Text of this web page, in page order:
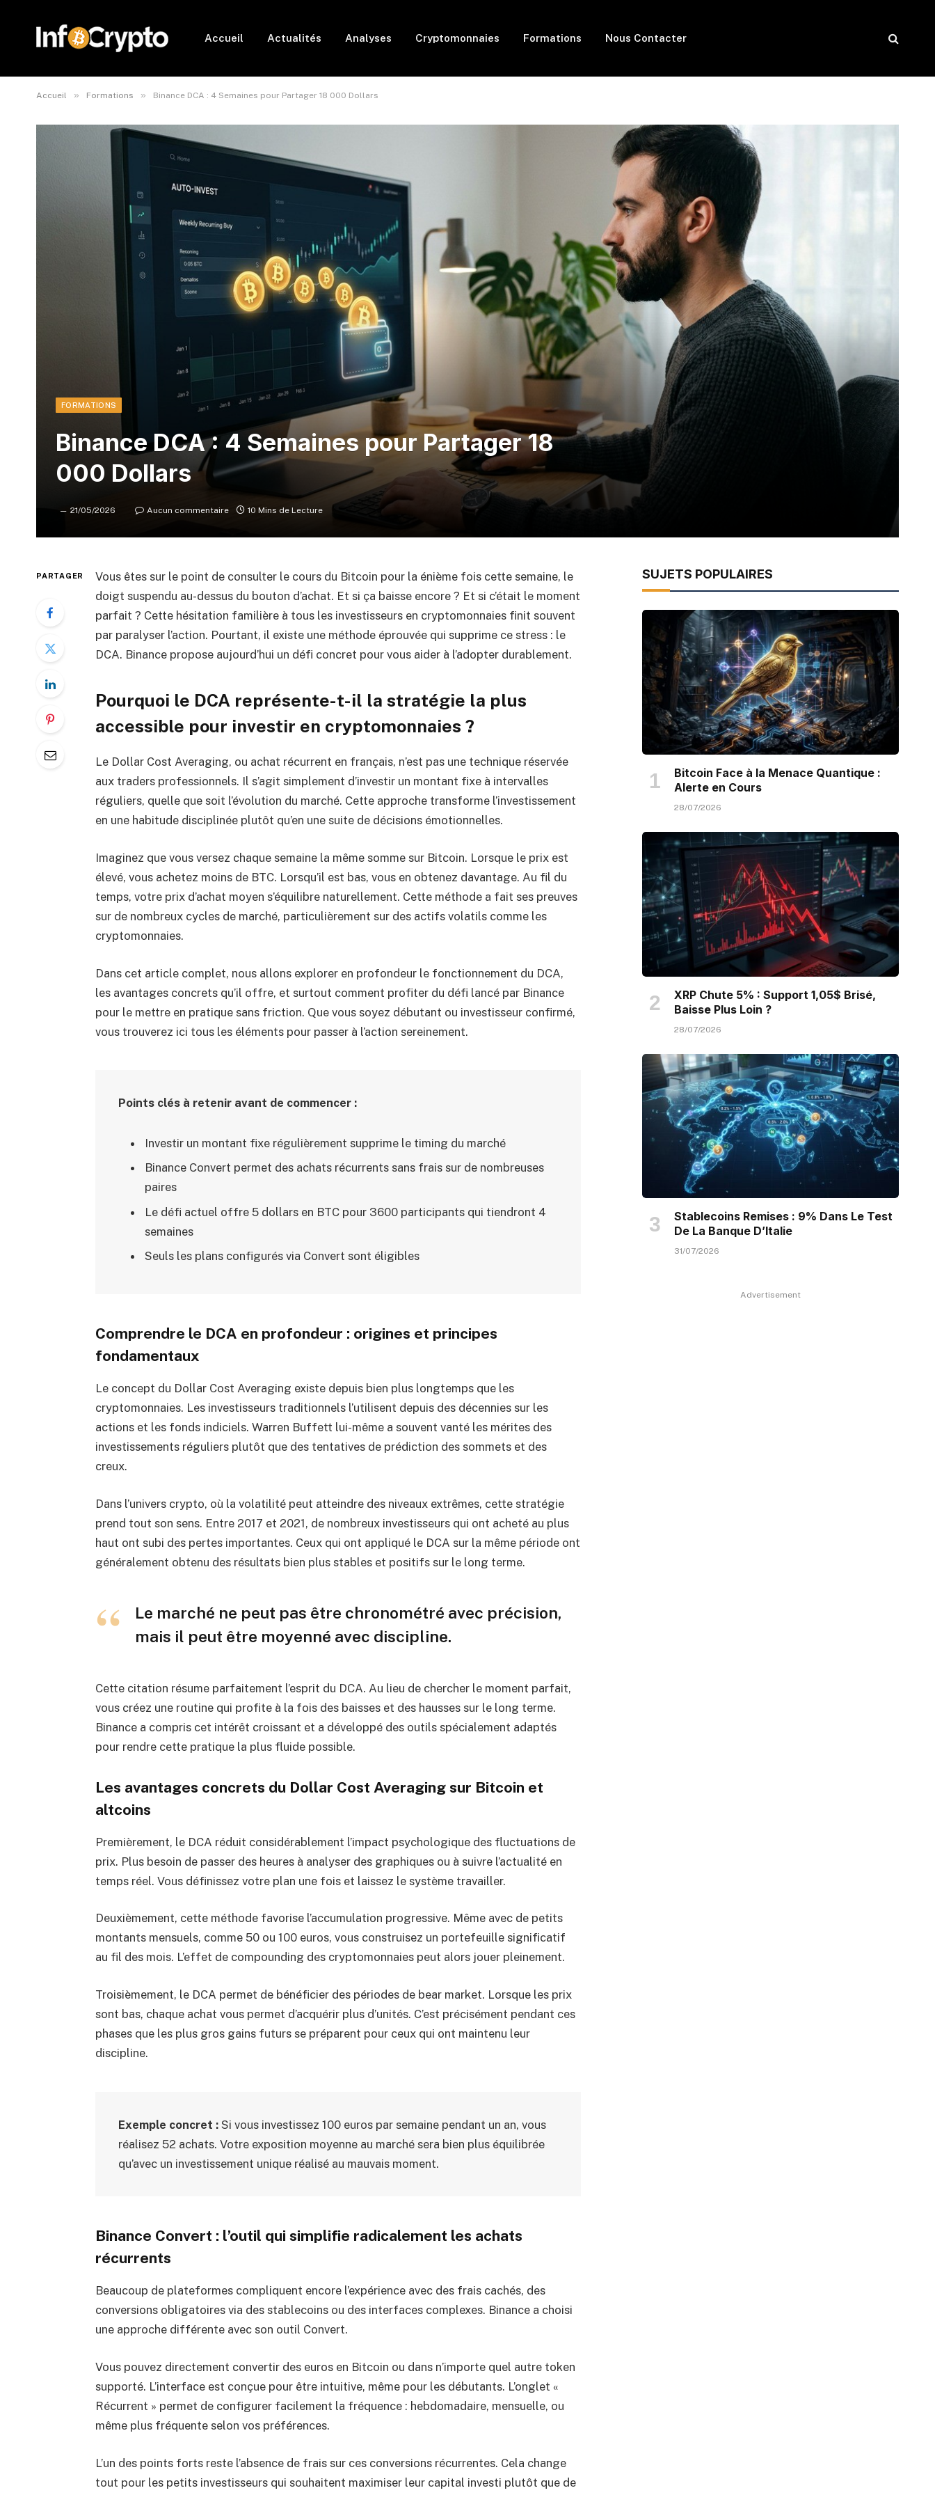
Accueil Actualités Analyses Cryptomonnaies Formations Nous Contacter
Accueil » Formations » Binance DCA : 4 Semaines pour Partager 18 000 Dollars
FORMATIONS
Binance DCA : 4 Semaines pour Partager 18
000 Dollars
21/05/2026 Aucun commentaire 10 Mins de Lecture
PARTAGER
Vous êtes sur le point de consulter le cours du Bitcoin pour la énième fois cette semaine, le
doigt suspendu au-dessus du bouton d’achat. Et si ça baisse encore ? Et si c’était le moment
parfait ? Cette hésitation familière à tous les investisseurs en cryptomonnaies finit souvent
par paralyser l’action. Pourtant, il existe une méthode éprouvée qui supprime ce stress : le
DCA. Binance propose aujourd’hui un défi concret pour vous aider à l’adopter durablement.
Pourquoi le DCA représente-t-il la stratégie la plus
accessible pour investir en cryptomonnaies ?
Le Dollar Cost Averaging, ou achat récurrent en français, n’est pas une technique réservée
aux traders professionnels. Il s’agit simplement d’investir un montant fixe à intervalles
réguliers, quelle que soit l’évolution du marché. Cette approche transforme l’investissement
en une habitude disciplinée plutôt qu’en une suite de décisions émotionnelles.
Imaginez que vous versez chaque semaine la même somme sur Bitcoin. Lorsque le prix est
élevé, vous achetez moins de BTC. Lorsqu’il est bas, vous en obtenez davantage. Au fil du
temps, votre prix d’achat moyen s’équilibre naturellement. Cette méthode a fait ses preuves
sur de nombreux cycles de marché, particulièrement sur des actifs volatils comme les
cryptomonnaies.
Dans cet article complet, nous allons explorer en profondeur le fonctionnement du DCA,
les avantages concrets qu’il offre, et surtout comment profiter du défi lancé par Binance
pour le mettre en pratique sans friction. Que vous soyez débutant ou investisseur confirmé,
vous trouverez ici tous les éléments pour passer à l’action sereinement.
Points clés à retenir avant de commencer :
Investir un montant fixe régulièrement supprime le timing du marché
Binance Convert permet des achats récurrents sans frais sur de nombreuses
paires
Le défi actuel offre 5 dollars en BTC pour 3600 participants qui tiendront 4
semaines
Seuls les plans configurés via Convert sont éligibles
Comprendre le DCA en profondeur : origines et principes
fondamentaux
Le concept du Dollar Cost Averaging existe depuis bien plus longtemps que les
cryptomonnaies. Les investisseurs traditionnels l’utilisent depuis des décennies sur les
actions et les fonds indiciels. Warren Buffett lui-même a souvent vanté les mérites des
investissements réguliers plutôt que des tentatives de prédiction des sommets et des
creux.
Dans l’univers crypto, où la volatilité peut atteindre des niveaux extrêmes, cette stratégie
prend tout son sens. Entre 2017 et 2021, de nombreux investisseurs qui ont acheté au plus
haut ont subi des pertes importantes. Ceux qui ont appliqué le DCA sur la même période ont
généralement obtenu des résultats bien plus stables et positifs sur le long terme.
Le marché ne peut pas être chronométré avec précision,
mais il peut être moyenné avec discipline.
Cette citation résume parfaitement l’esprit du DCA. Au lieu de chercher le moment parfait,
vous créez une routine qui profite à la fois des baisses et des hausses sur le long terme.
Binance a compris cet intérêt croissant et a développé des outils spécialement adaptés
pour rendre cette pratique la plus fluide possible.
Les avantages concrets du Dollar Cost Averaging sur Bitcoin et
altcoins
Premièrement, le DCA réduit considérablement l’impact psychologique des fluctuations de
prix. Plus besoin de passer des heures à analyser des graphiques ou à suivre l’actualité en
temps réel. Vous définissez votre plan une fois et laissez le système travailler.
Deuxièmement, cette méthode favorise l’accumulation progressive. Même avec de petits
montants mensuels, comme 50 ou 100 euros, vous construisez un portefeuille significatif
au fil des mois. L’effet de compounding des cryptomonnaies peut alors jouer pleinement.
Troisièmement, le DCA permet de bénéficier des périodes de bear market. Lorsque les prix
sont bas, chaque achat vous permet d’acquérir plus d’unités. C’est précisément pendant ces
phases que les plus gros gains futurs se préparent pour ceux qui ont maintenu leur
discipline.
Exemple concret : Si vous investissez 100 euros par semaine pendant un an, vous
réalisez 52 achats. Votre exposition moyenne au marché sera bien plus équilibrée
qu’avec un investissement unique réalisé au mauvais moment.
Binance Convert : l’outil qui simplifie radicalement les achats
récurrents
Beaucoup de plateformes compliquent encore l’expérience avec des frais cachés, des
conversions obligatoires via des stablecoins ou des interfaces complexes. Binance a choisi
une approche différente avec son outil Convert.
Vous pouvez directement convertir des euros en Bitcoin ou dans n’importe quel autre token
supporté. L’interface est conçue pour être intuitive, même pour les débutants. L’onglet «
Récurrent » permet de configurer facilement la fréquence : hebdomadaire, mensuelle, ou
même plus fréquente selon vos préférences.
L’un des points forts reste l’absence de frais sur ces conversions récurrentes. Cela change
tout pour les petits investisseurs qui souhaitent maximiser leur capital investi plutôt que de
SUJETS POPULAIRES
Bitcoin Face à la Menace Quantique :
Alerte en Cours
28/07/2026
XRP Chute 5% : Support 1,05$ Brisé,
Baisse Plus Loin ?
28/07/2026
Stablecoins Remises : 9% Dans Le Test
De La Banque D’Italie
31/07/2026
Advertisement